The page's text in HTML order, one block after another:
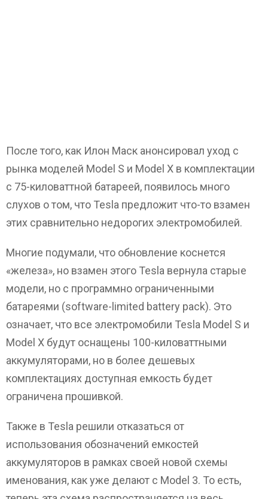
После того, как Илон Маск анонсировал уход с
рынка моделей Model S и Model X в комплектации
с 75-киловаттной батареей, появилось много
слухов о том, что Tesla предложит что-то взамен
этих сравнительно недорогих электромобилей.
Многие подумали, что обновление коснется
«железа», но взамен этого Tesla вернула старые
модели, но с программно ограниченными
батареями (software-limited battery pack). Это
означает, что все электромобили Tesla Model S и
Model X будут оснащены 100-киловаттными
аккумуляторами, но в более дешевых
комплектациях доступная емкость будет
ограничена прошивкой.
Также в Tesla решили отказаться от
использования обозначений емкостей
аккумуляторов в рамках своей новой схемы
именования, как уже делают с Model 3. То есть,